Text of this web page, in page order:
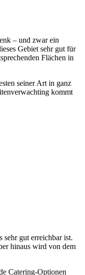
– und zwar ein
Gebiet sehr gut für
Flächen in
seiner Art in ganz
kommt
gut erreichbar ist.
hinaus wird von dem
Catering-Optionen